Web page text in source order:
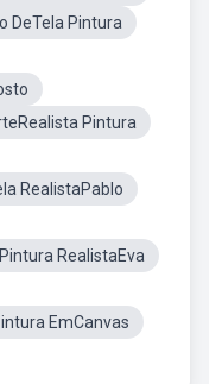
DeTela Pintura
Pintura
RealistaPablo
Pintura RealistaEva
EmCanvas